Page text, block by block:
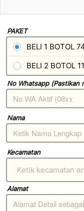
PAKET
BELI 1 BOTOL
BELI 2 BOTOL
No Whatsapp (Pastikan
Nama
Kecamatan
Ketik kecamatan
Alamat